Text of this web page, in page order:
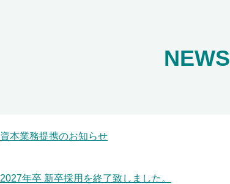
NEWS
資本業務提携のお知らせ
2027年卒 新卒採用を終了致しました。